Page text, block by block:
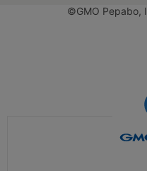
©GMO Pepabo,